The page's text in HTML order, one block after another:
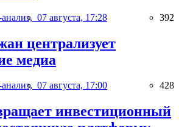
07 августа, 17:28 392
централизует
медиа
07 августа, 17:00 428
инвестиционный